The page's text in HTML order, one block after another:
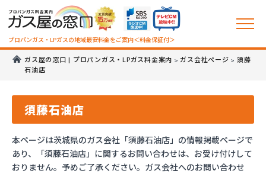
プロパンガス・LPガスの地域最安料金をご案内＜料金保証付＞
ガス屋の窓口 | プロパンガス・LPガス料金案内 >ガス会社ページ > 須藤
石油店
須藤石油店
本ページは茨城県のガス会社「須藤石油店」の情報掲載ページで
あり、「須藤石油店」に関するお問い合わせは、お受け付けして
おりません。予めご了承ください。ガス会社へのお問い合わせ